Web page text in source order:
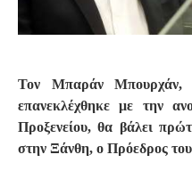
Τον Μπαράν Μπουρχάν,
επανεκλέχθηκε με την
Προξενείου, θα βάλει
στην Ξάνθη, ο Πρόεδρος